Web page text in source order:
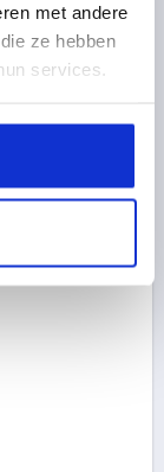
met andere
ze hebben
services.